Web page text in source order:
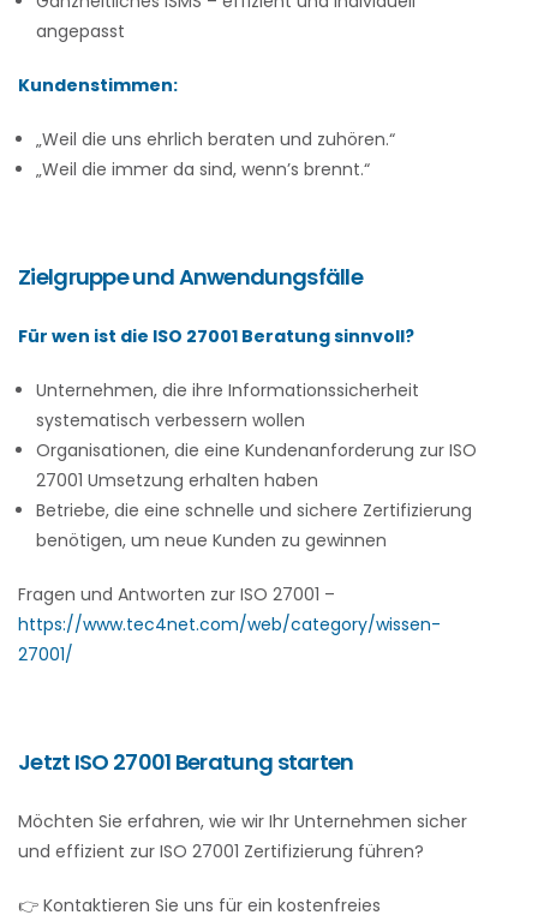
angepasst
Kundenstimmen:
„Weil die uns ehrlich beraten und zuhören.“
„Weil die immer da sind, wenn’s brennt.“
Zielgruppe und Anwendungsfälle
Für wen ist die ISO 27001 Beratung sinnvoll?
Unternehmen, die ihre Informationssicherheit
systematisch verbessern wollen
Organisationen, die eine Kundenanforderung zur ISO
27001 Umsetzung erhalten haben
Betriebe, die eine schnelle und sichere Zertifizierung
benötigen, um neue Kunden zu gewinnen
Fragen und Antworten zur ISO 27001 –
https://www.tec4net.com/web/category/wissen-
27001/
Jetzt ISO 27001 Beratung starten
Möchten Sie erfahren, wie wir Ihr Unternehmen sicher
und effizient zur ISO 27001 Zertifizierung führen?
👉 Kontaktieren Sie uns für ein kostenfreies